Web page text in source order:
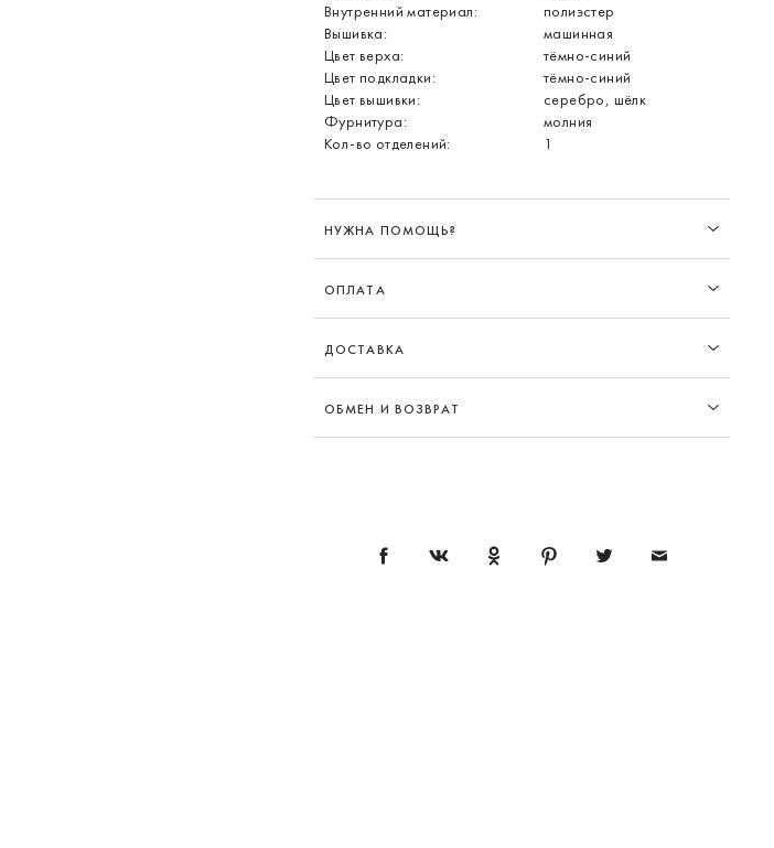
Внутренний материал:
полиэстер
Вышивка:
машинная
Цвет верха:
тёмно-синий
Цвет подкладки:
тёмно-синий
Цвет вышивки:
серебро, шёлк
Фурнитура:
молния
Кол-во отделений:
1
НУЖНА ПОМОЩЬ?
ОПЛАТА
ДОСТАВКА
ОБМЕН И ВОЗВРАТ